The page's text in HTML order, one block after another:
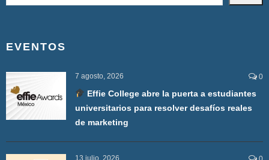
EVENTOS
7 agosto, 2026 0
Effie College abre la puerta a estudiantes
universitarios para resolver desafíos reales
de marketing
13 julio, 2026